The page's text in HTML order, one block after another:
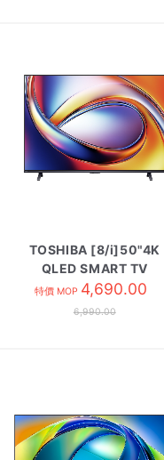
TOSHIBA [8/i]50"4K
QLED SMART TV
50M450SK
特價 MOP 4,690.00
6,990.00